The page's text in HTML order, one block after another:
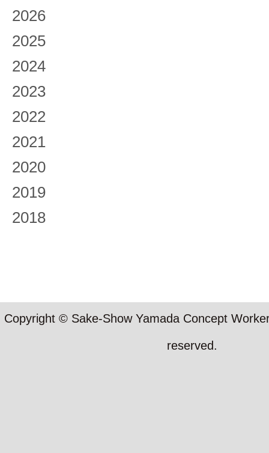
2026
2025
2024
2023
2022
2021
2020
2019
2018
Copyright © Sake-Show Yamada Concept
reserved.